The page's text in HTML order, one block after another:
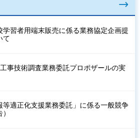
学習者用端末販売に係る業務協定企画提
て
事技術調査業務委託プロポザールの実
等適正化支援業務委託」に係る一般競争